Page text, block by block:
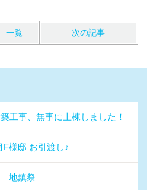
一覧 次の記事
工事、無事に上棟しました！
F様邸 お引渡し♪
地鎮祭